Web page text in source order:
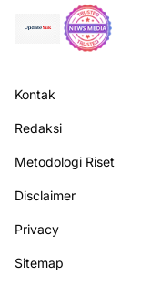
Kontak
Redaksi
Metodologi Riset
Disclaimer
Privacy
Sitemap